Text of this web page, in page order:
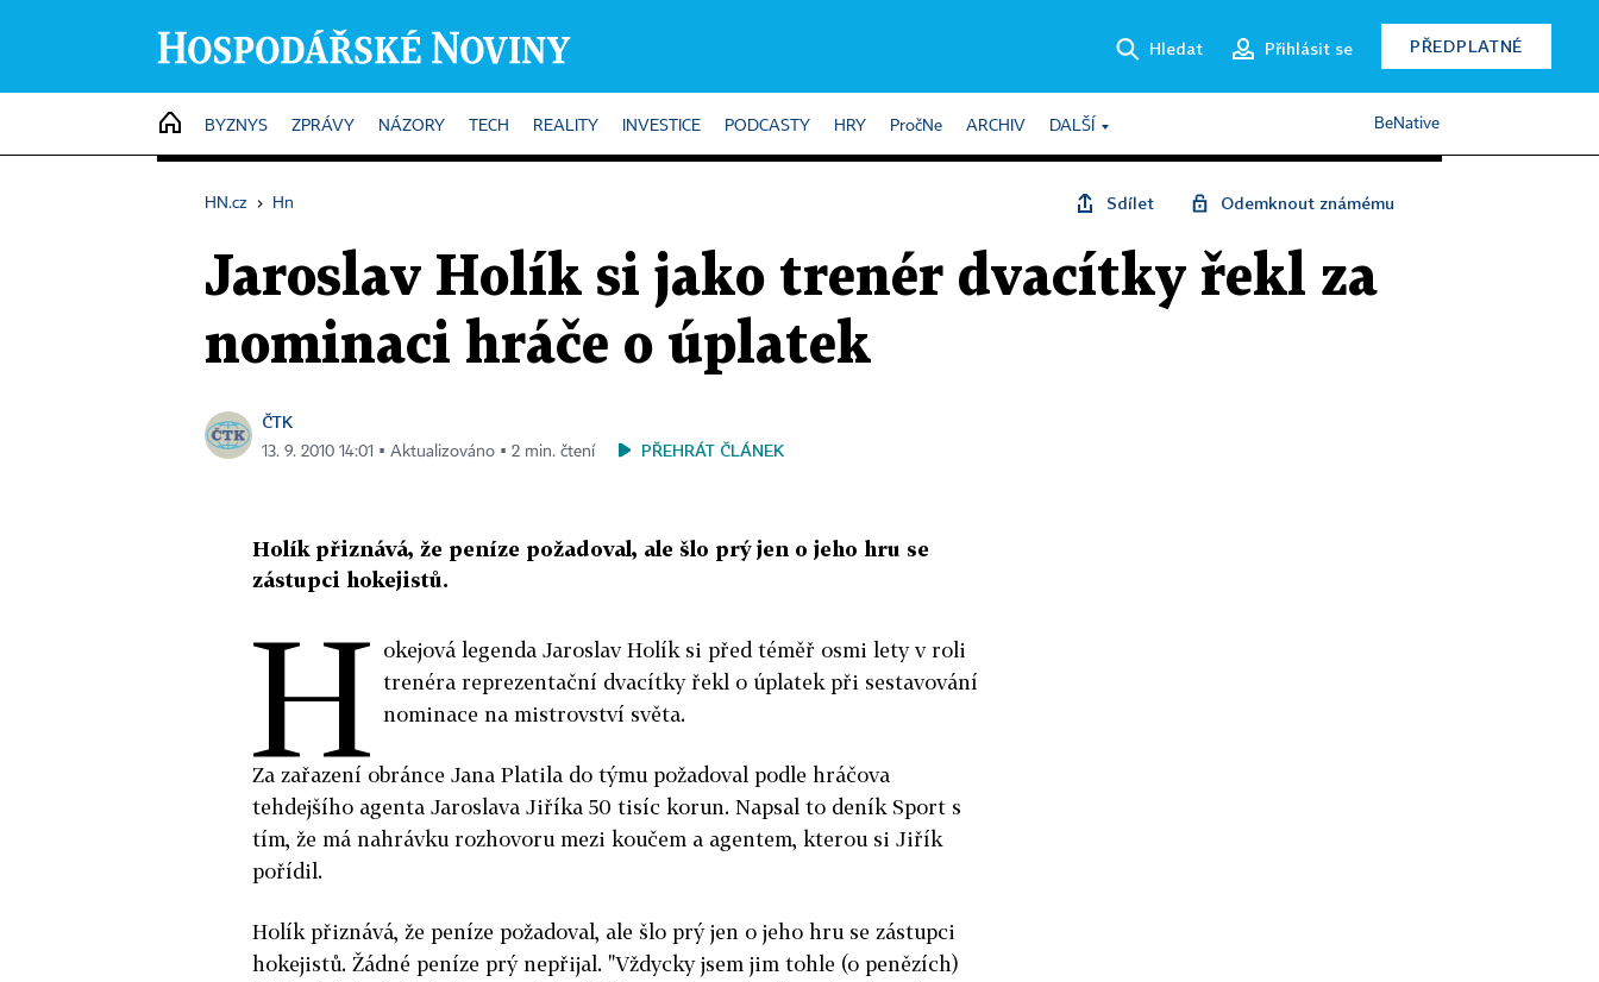
Hledat Přihlásit se PŘEDPLATNÉ
HOME
BYZNYS ZPRÁVY NÁZORY TECH REALITY INVESTICE PODCASTY HRY PročNe ARCHIV DALŠÍ BeNative
HN.cz › Hn Sdílet Odemknout známému
Jaroslav Holík si jako trenér dvacítky řekl za
nominaci hráče o úplatek
ČTK
13. 9. 2010 14:01 ▪ Aktualizováno ▪ 2 min. čtení PŘEHRÁT ČLÁNEK
Holík přiznává, že peníze požadoval, ale šlo prý jen o jeho hru se
zástupci hokejistů.
H okejová legenda Jaroslav Holík si před téměř osmi lety v roli
trenéra reprezentační dvacítky řekl o úplatek při sestavování
nominace na mistrovství světa.
Za zařazení obránce Jana Platila do týmu požadoval podle hráčova
tehdejšího agenta Jaroslava Jiříka 50 tisíc korun. Napsal to deník Sport s
tím, že má nahrávku rozhovoru mezi koučem a agentem, kterou si Jiřík
pořídil.
Holík přiznává, že peníze požadoval, ale šlo prý jen o jeho hru se zástupci
hokejistů. Žádné peníze prý nepřijal. "Vždycky jsem jim tohle (o penězích)